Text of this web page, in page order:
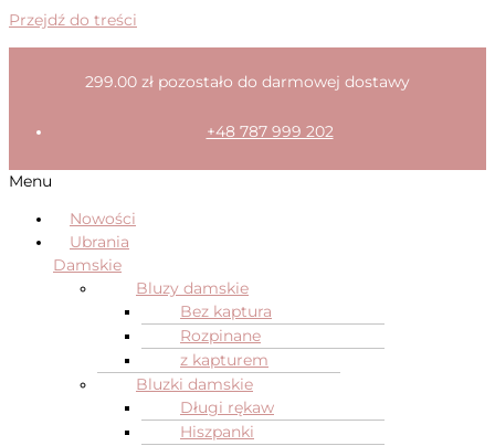
Przejdź do treści
299.00 zł pozostało do darmowej dostawy
+48 787 999 202
Menu
Nowości
Ubrania
Damskie
Bluzy damskie
Bez kaptura
Rozpinane
z kapturem
Bluzki damskie
Długi rękaw
Hiszpanki